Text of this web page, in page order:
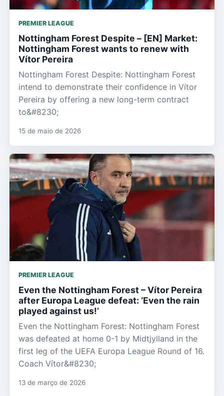
PREMIER LEAGUE
Nottingham Forest Despite – [EN] Market:
Nottingham Forest wants to renew with
Vítor Pereira
Nottingham Forest Despite: Nottingham Forest
intend to demonstrate their confidence in Vítor
Pereira by offering a new long-term contract
to&#8230;
15 de maio de 2026
PREMIER LEAGUE
Even the Nottingham Forest – Vítor Pereira
after Europa League defeat: ‘Even the rain
played against us!’
Even the Nottingham Forest: Nottingham Forest
was defeated at home 0-1 by Midtjylland in the
first leg of the UEFA Europa League Round of 16.
Coach Vítor&#8230;
13 de março de 2026